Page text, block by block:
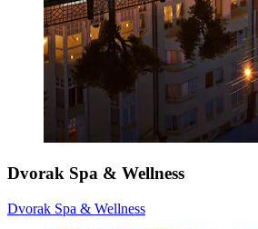
Dvorak Spa & Wellness
Dvorak Spa & Wellness